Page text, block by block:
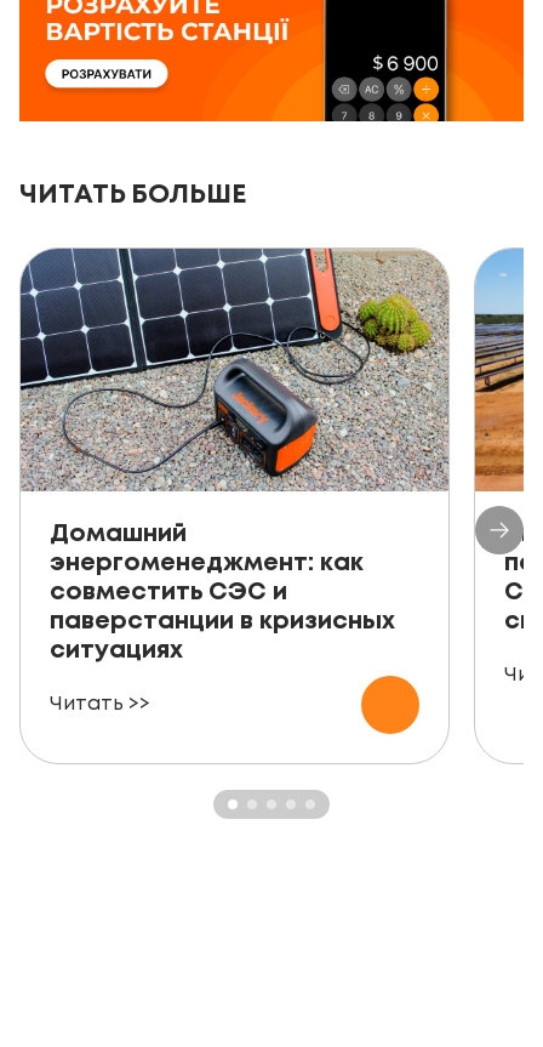
ЧИТАТЬ БОЛЬШЕ
Домашний
энергоменеджмент: как
совместить СЭС и
паверстанции в кризисных
ситуациях
Читать >>